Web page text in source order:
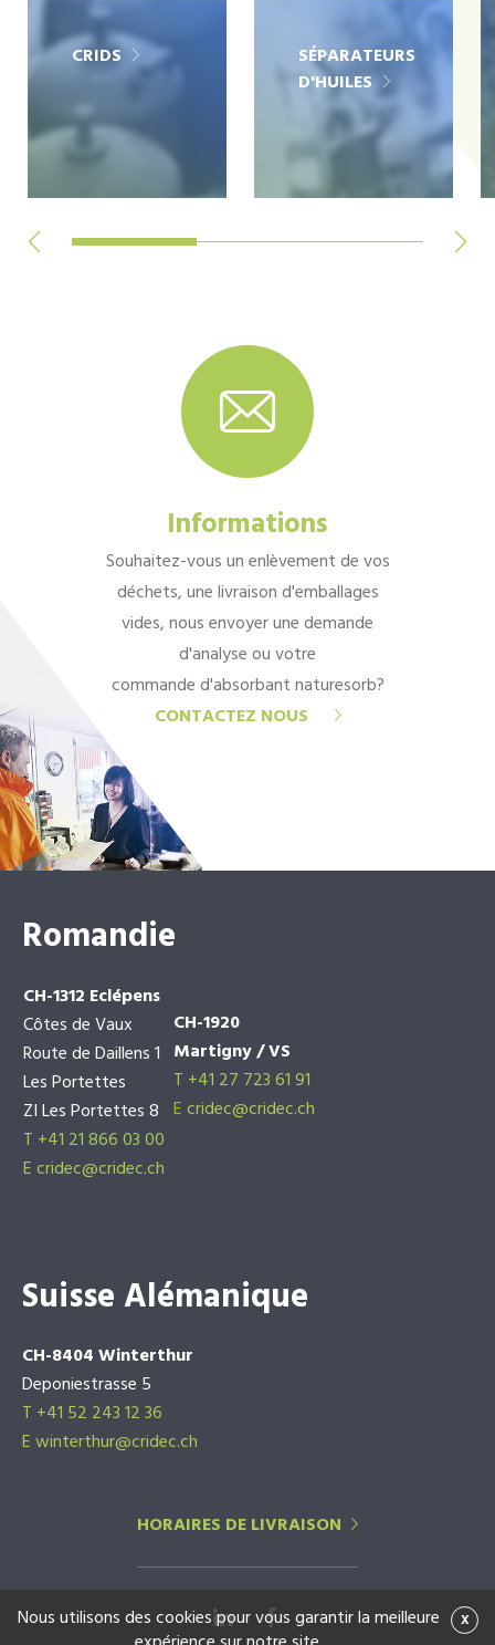
CRIDS
SÉPARATEURS
D'HUILES
Informations
Souhaitez-vous un enlèvement de vos
déchets, une livraison d'emballages
vides, nous envoyer une demande
d'analyse ou votre
commande d'absorbant naturesorb?
CONTACTEZ NOUS
Romandie
CH-1312 Eclépens
Côtes de Vaux
Route de Daillens 1
Les Portettes
ZI Les Portettes 8
T +41 21 866 03 00
Ecridec@cridec.ch
CH-1920
Martigny / VS
T +41 27 723 61 91
Ecridec@cridec.ch
Suisse Alémanique
CH-8404 Winterthur
Deponiestrasse 5
T +41 52 243 12 36
E winterthur@cridec.ch
HORAIRES DE LIVRAISON
x
Nous utilisons des cookies pour vous garantir la meilleure